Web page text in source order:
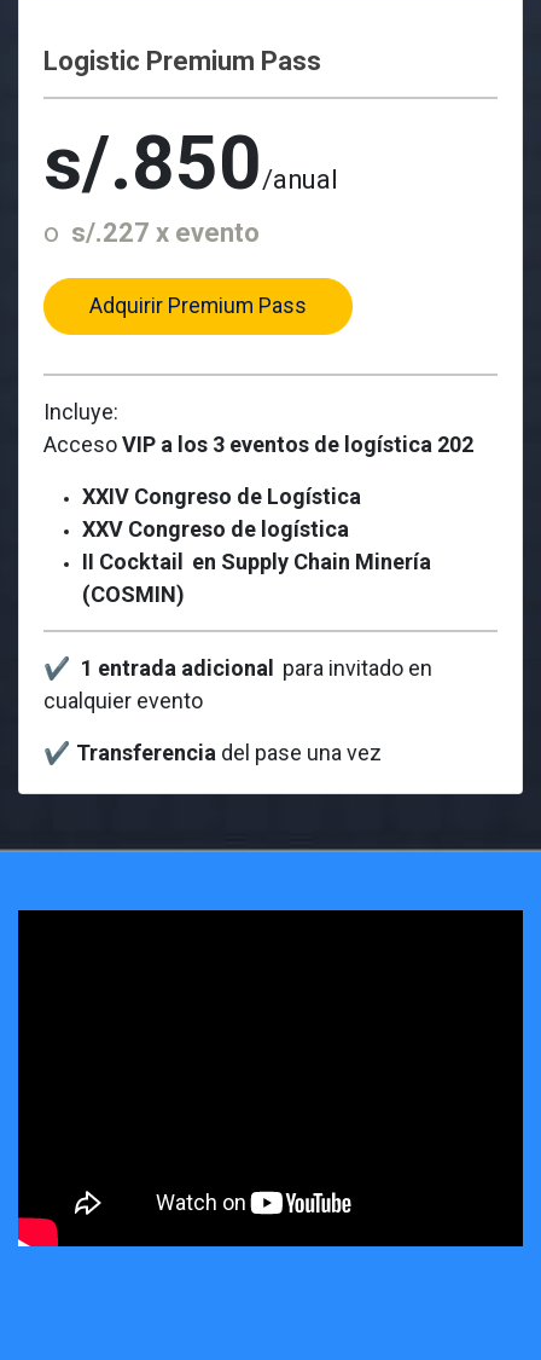
Logistic Premium Pass
s/.850/anual
o s/.227 x evento
Adquirir Premium Pass
Incluye:
AccesoVIP a los 3 eventos de logística 202
XXIV Congreso de Logística
XXV Congreso de logística
II Cocktail
en Supply Chain Minería
(COSMIN)
✔ 1 entrada adicional
para invitado en
cualquier evento
✔ Transferencia del pase una vez